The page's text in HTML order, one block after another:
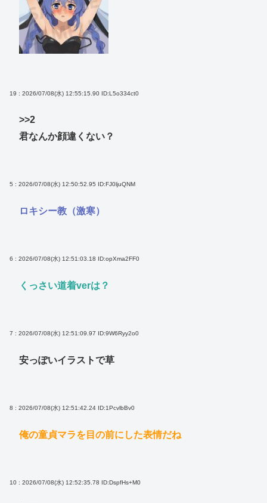
19 : 2026/07/08(水) 12:55:15.90 ID:L5o334ct0
>>2
君なんか顔違くない？
5 : 2026/07/08(水) 12:50:52.95 ID:FJ0ljuQNM
ロキシー教（激寒）
6 : 2026/07/08(水) 12:51:03.18 ID:opXma2FF0
くっさい道着verは？
7 : 2026/07/08(水) 12:51:09.97 ID:9W6Ryy2o0
安っぽいイラストで草
8 : 2026/07/08(水) 12:51:42.24 ID:1PcvlbBv0
俺の童貞マラを目の前にした表情だね
10 : 2026/07/08(水) 12:52:35.78 ID:DspfHs+M0